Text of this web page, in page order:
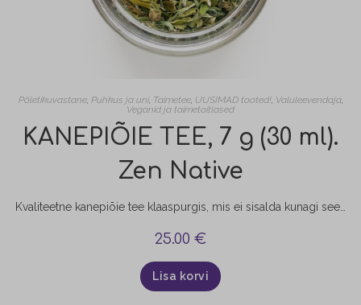
Põletikuvastane, Puhkus ja uni, Taimetee, UUSIMAD tooted!, Valuleevendaja,
Veganid ja taimetoitlased
KANEPIÕIE TEE, 7 g (30 ml).
Zen Native
Kvaliteetne kanepiõie tee klaaspurgis, mis ei sisalda kunagi seemneid ega lõhna nagu hein. Kodumaine, käsitsi korjatud, meeldiva lõhna ja maitsega. Rahustav, lõõgastav, põletikuvastane ja organismi toetav. Sobib unetuse leevendamiseks, ärevuse rahustamiseks, ülepingutusest taastumiseks, peavalude vähendamiseks.
25.00 €
Lisa korvi